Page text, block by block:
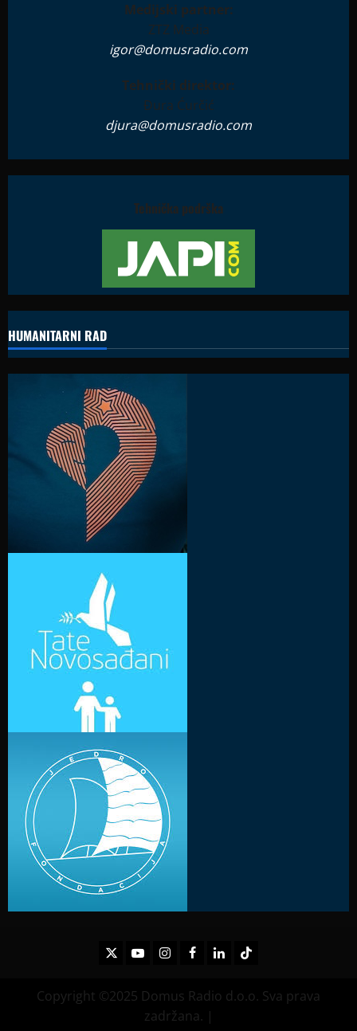
Medijski partner:
ZTZ Media
igor@domusradio.com
Tehnički direktor:
Đura Ćurčić
djura@domusradio.com
Tehnička podrška
HUMANITARNI RAD
TwitterYoutubeInstagramFacebook
LinkedInTikTok
Copyright ©2025 Domus Radio d.o.o. Sva prava
zadržana. |